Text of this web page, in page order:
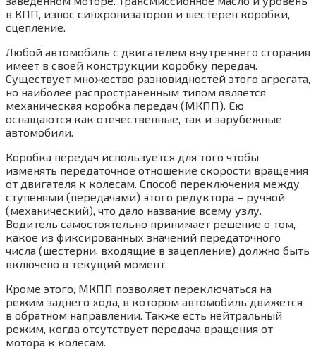
в КПП, износ синхронизаторов и шестерен коробки,
сцепление.
Любой автомобиль с двигателем внутреннего сгорания
имеет в своей конструкции коробку передач.
Существует множество разновидностей этого агрегата,
но наиболее распространенным типом является
механическая коробка передач (МКПП). Ею
оснащаются как отечественные, так и зарубежные
автомобили.
Коробка передач используется для того чтобы
изменять передаточное отношение скорости вращения
от двигателя к колесам. Способ переключения между
ступенями (передачами) этого редуктора – ручной
(механический), что дало название всему узлу.
Водитель самостоятельно принимает решение о том,
какое из фиксированных значений передаточного
числа (шестерни, входящие в зацепление) должно быть
включено в текущий момент.
Кроме этого, МКПП позволяет переключаться на
режим заднего хода, в котором автомобиль движется
в обратном направлении. Также есть нейтральный
режим, когда отсутствует передача вращения от
мотора к колесам.